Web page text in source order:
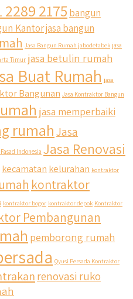
2289 2175 bangun
Kantorjasa bangun
Jasa Bangun Rumah jabodetabek jasa
Timur jasa betulin rumah
Buat Rumah jasa
Bangunan Jasa Kontraktor Bangun
jasa memperbaiki
rumahJasa
Indonesia Jasa Renovasi
kecamatan kelurahan kontraktor
kontraktor
kontraktor bogor kontraktor depok Kontraktor
Pembangunan
pemborong rumah
Qyusi Persada Kontraktor
renovasi ruko